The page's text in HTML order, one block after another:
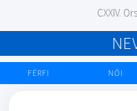
CXXIV.
FÉRFI NŐI